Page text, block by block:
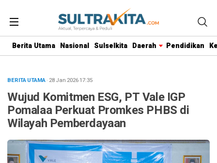
Berita Utama Nasional Sulselkita Daerah Pendidikan
BERITA UTAMA· 28 Jan 202617:35
Wujud Komitmen ESG, PT Vale IGP
Pomalaa Perkuat Promkes PHBS di
Wilayah Pemberdayaan